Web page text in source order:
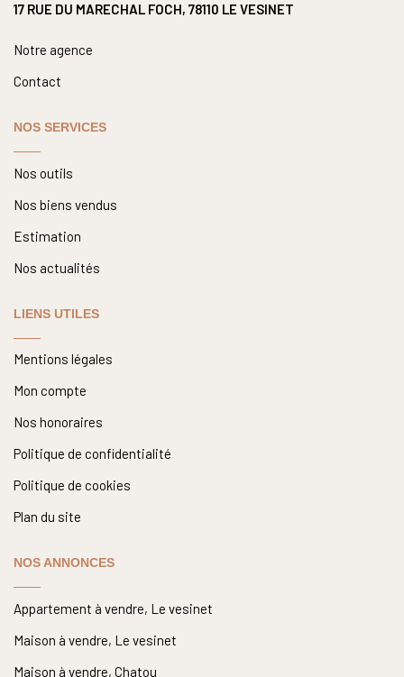
17 RUE DU MARECHAL FOCH, 78110 LE VESINET
Notre agence
Contact
NOS SERVICES
Nos outils
Nos biens vendus
Estimation
Nos actualités
LIENS UTILES
Mentions légales
Mon compte
Nos honoraires
Politique de confidentialité
Politique de cookies
Plan du site
NOS ANNONCES
Appartement à vendre, Le vesinet
Maison à vendre, Le vesinet
Maison à vendre, Chatou